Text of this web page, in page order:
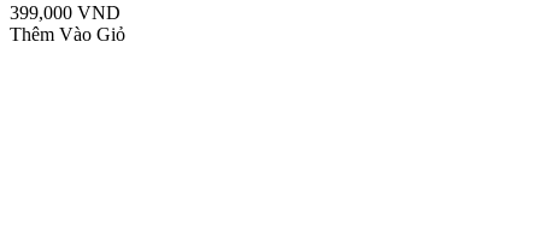
399,000 VND
Thêm Vào Giỏ